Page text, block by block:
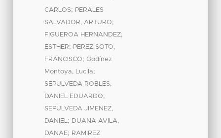
CARLOS; PERALES
SALVADOR, ARTURO;
FIGUEROA HERNANDEZ,
ESTHER; PEREZ SOTO,
FRANCISCO;Godínez
Montoya, Lucila;
SEPULVEDA ROBLES,
DANIEL EDUARDO;
SEPULVEDA JIMENEZ,
DANIEL ; DUANA AVILA,
DANAE; RAMIREZ